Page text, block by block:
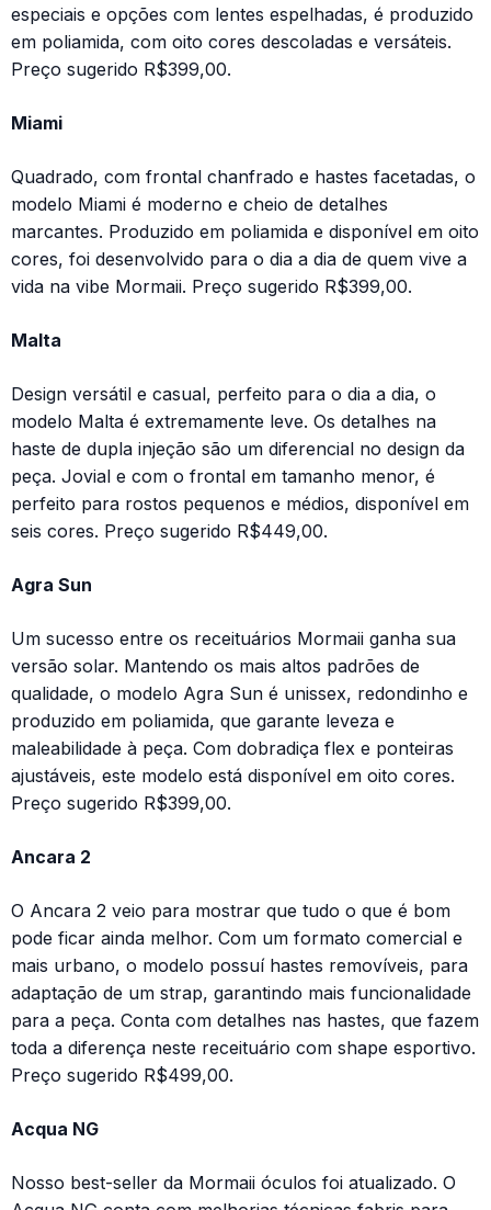
especiais e opções com lentes espelhadas, é produzido
em poliamida, com oito cores descoladas e versáteis.
Preço sugerido R$399,00.
Miami
Quadrado, com frontal chanfrado e hastes facetadas, o
modelo Miami é moderno e cheio de detalhes
marcantes. Produzido em poliamida e disponível em oito
cores, foi desenvolvido para o dia a dia de quem vive a
vida na vibe Mormaii. Preço sugerido R$399,00.
Malta
Design versátil e casual, perfeito para o dia a dia, o
modelo Malta é extremamente leve. Os detalhes na
haste de dupla injeção são um diferencial no design da
peça. Jovial e com o frontal em tamanho menor, é
perfeito para rostos pequenos e médios, disponível em
seis cores. Preço sugerido R$449,00.
Agra Sun
Um sucesso entre os receituários Mormaii ganha sua
versão solar. Mantendo os mais altos padrões de
qualidade, o modelo Agra Sun é unissex, redondinho e
produzido em poliamida, que garante leveza e
maleabilidade à peça. Com dobradiça flex e ponteiras
ajustáveis, este modelo está disponível em oito cores.
Preço sugerido R$399,00.
Ancara 2
O Ancara 2 veio para mostrar que tudo o que é bom
pode ficar ainda melhor. Com um formato comercial e
mais urbano, o modelo possuí hastes removíveis, para
adaptação de um strap, garantindo mais funcionalidade
para a peça. Conta com detalhes nas hastes, que fazem
toda a diferença neste receituário com shape esportivo.
Preço sugerido R$499,00.
Acqua NG
Nosso best-seller da Mormaii óculos foi atualizado. O